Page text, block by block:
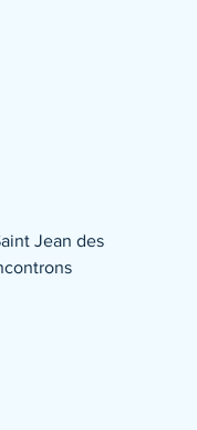
Jean des